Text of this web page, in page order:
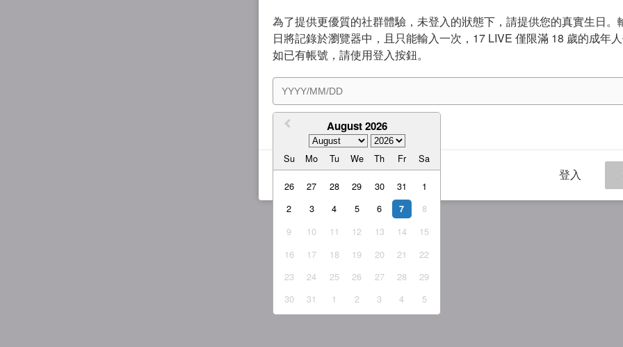
為了提供更優質的社群體驗，未登入的狀態下，請提供您的真實生日。
日將記錄於瀏覽器中，且只能輸入一次，17 LIVE 僅限滿 18 歲的成年人
如已有帳號，請使用登入按鈕。
August 2026
Su Mo Tu We Th Fr Sa
26 27 28 29 30 31
1
2
3 4 5 6 7
8
9
10 11 12 13 14
15
16
17 18 19 20 21
22
23
24 25 26 27 28
29
30
31 1 2 3 4 5
我同意 服務條款與隱私權政策
登入